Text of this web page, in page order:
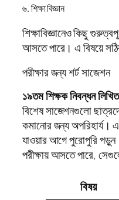
৬. শিক্ষা বিজ্ঞান
শিক্ষাবিজ্ঞানেও কিছু
আসতে পারে। এ বিষয়ে
পরীক্ষার জন্য শর্ট সাজেশন
১৯তম শিক্ষক নিবন্ধন
বিশেষ সাজেশনগুলো
কমানোর জন্য অপরিহার্য।
যাওয়ার আগে পুরোপুরি
পরীক্ষায় আসতে পারে,
বিষয়